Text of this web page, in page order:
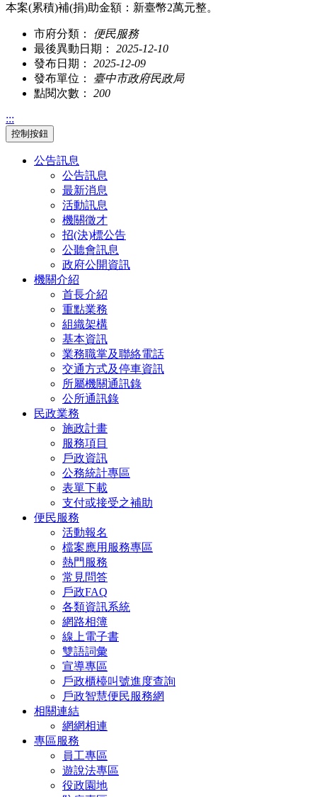
本案(累積)補(捐)助金額：新臺幣2萬元整。
市府分類： 便民服務
最後異動日期： 2025-12-10
發布日期： 2025-12-09
發布單位： 臺中市政府民政局
點閱次數： 200
:::
控制按鈕
公告訊息
公告訊息
最新消息
活動訊息
機關徵才
招(決)標公告
公聽會訊息
政府公開資訊
機關介紹
首長介紹
重點業務
組織架構
基本資訊
業務職掌及聯絡電話
交通方式及停車資訊
所屬機關通訊錄
公所通訊錄
民政業務
施政計畫
服務項目
戶政資訊
公務統計專區
表單下載
支付或接受之補助
便民服務
活動報名
檔案應用服務專區
熱門服務
常見問答
戶政FAQ
各類資訊系統
網路相簿
線上電子書
雙語詞彙
宣導專區
戶政櫃檯叫號進度查詢
戶政智慧便民服務網
相關連結
網網相連
專區服務
員工專區
遊說法專區
役政園地